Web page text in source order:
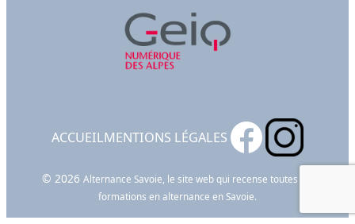
ACCUEILMENTIONS LÉGALES
© 2026 Alternance Savoie, le site web qui recense toutes les
formations en alternance en Savoie.